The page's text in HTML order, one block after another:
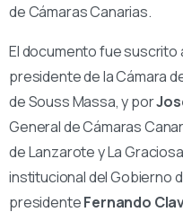
de Cámaras Canarias.
El documento fue suscrito
presidente de la Cámara
de Souss Massa, y por
General de Cámaras
de Lanzarote y La
institucional del Gobierno
presidenteFernando